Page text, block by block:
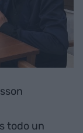
todo un